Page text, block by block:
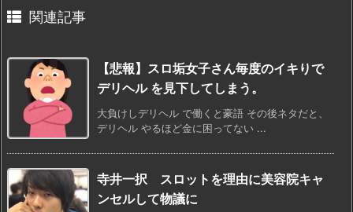
関連記事
【悲報】スロ垢女子さん毎度のイキりで
デリヘル を見下してしまう。
大負けしデリヘル で働くと豪語 その後ネタだと、
デリヘル やるほど金に困ってない ...
寺井一択 スロットを理由に美容院キャ
ンセルして物議に